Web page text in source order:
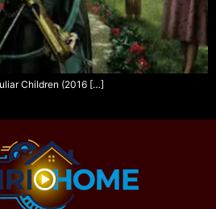
Children (2016 […]